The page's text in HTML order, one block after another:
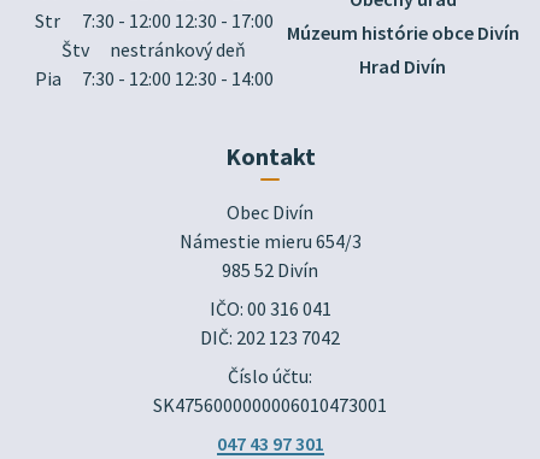
Str
7:30 - 12:00 12:30 - 17:00
Štv
nestránkový deň
Pia
7:30 - 12:00 12:30 - 14:00
Múzeum histórie obce Divín
Hrad Divín
Kontakt
Obec Divín
Námestie mieru 654/3
985 52 Divín
IČO: 00 316 041
DIČ: 202 123 7042
Číslo účtu:
SK4756000000006010473001
047 43 97 301